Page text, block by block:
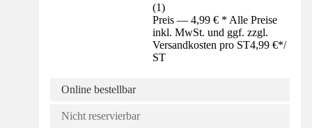
(1)
Preis — 4,99 € * Alle Preise
inkl. MwSt. und ggf. zzgl.
Versandkosten pro ST4,99 €*/
ST
Online bestellbar
Nicht reservierbar